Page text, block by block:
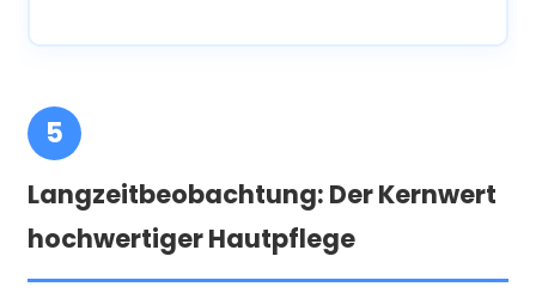
5
Langzeitbeobachtung: Der Kernwert
hochwertiger Hautpflege